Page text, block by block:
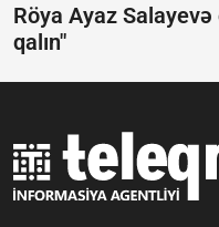
Röya Ayaz
qalın"